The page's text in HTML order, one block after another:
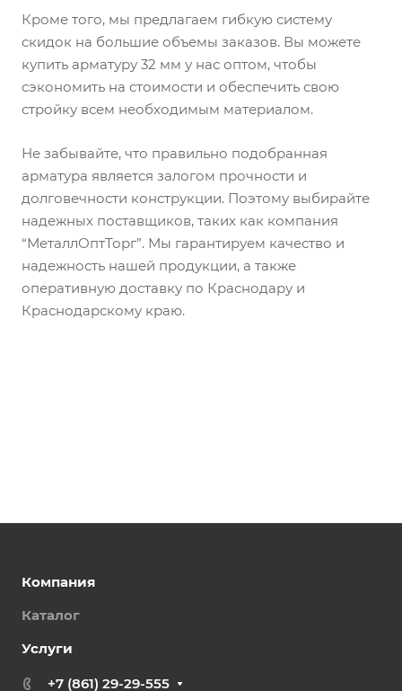
Кроме того, мы предлагаем гибкую систему
скидок на большие объемы заказов. Вы можете
купить арматуру 32 мм у нас оптом, чтобы
сэкономить на стоимости и обеспечить свою
стройку всем необходимым материалом.
Не забывайте, что правильно подобранная
арматура является залогом прочности и
долговечности конструкции. Поэтому выбирайте
надежных поставщиков, таких как компания
“МеталлОптТорг”. Мы гарантируем качество и
надежность нашей продукции, а также
оперативную доставку по Краснодару и
Краснодарскому краю.
Компания
Каталог
Услуги
+7 (861) 29-29-555